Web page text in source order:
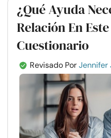
¿Qué Ayuda
Relación En
Cuestionario
Revisado PorJennifer